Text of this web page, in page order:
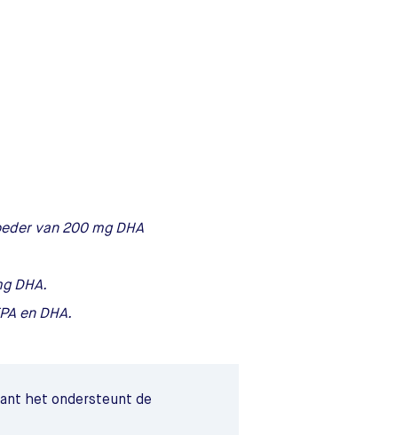
van 200 mg DHA
DHA.
en DHA.
het ondersteunt de